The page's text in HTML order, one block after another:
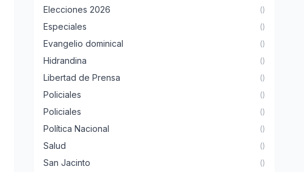
Elecciones 2026 ()
Especiales ()
Evangelio dominical ()
Hidrandina ()
Libertad de Prensa ()
Policiales ()
Policiales ()
Política Nacional ()
Salud ()
San Jacinto ()